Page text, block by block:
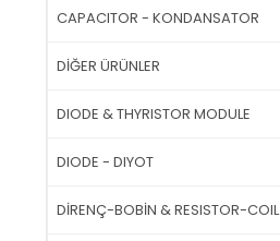
CAPACITOR - KONDANSATOR
DİĞER ÜRÜNLER
DIODE & THYRISTOR MODULE
DIODE - DIYOT
DİRENÇ-BOBİN & RESISTOR-COIL